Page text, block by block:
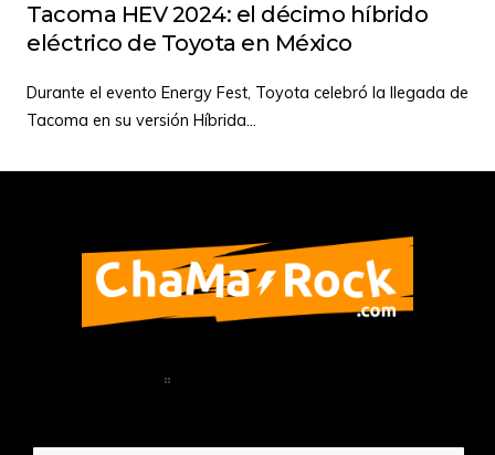
Tacoma HEV 2024: el décimo híbrido
eléctrico de Toyota en México
Durante el evento Energy Fest, Toyota celebró la llegada de
Tacoma en su versión Híbrida...